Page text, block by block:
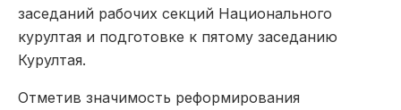
заседаний рабочих секций Национального
курултая и подготовке к пятому заседанию
Курултая.
Отметив значимость реформирования